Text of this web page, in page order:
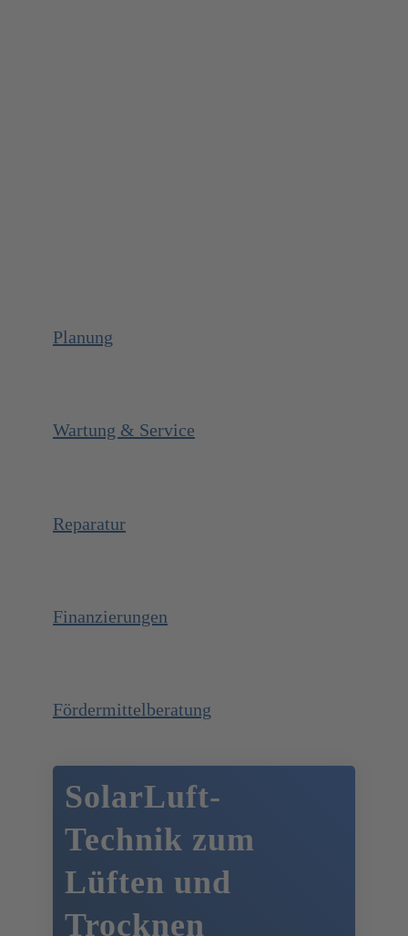
Planung
Wartung & Service
Reparatur
Finanzierungen
Fördermittelberatung
SolarLuft-
Technik zum
Lüften und
Trocknen